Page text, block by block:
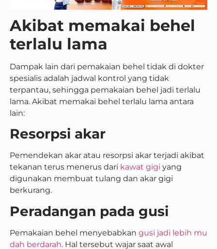
Akibat memakai behel
terlalu lama
Dampak lain dari pemakaian behel tidak di dokter
spesialis adalah jadwal kontrol yang tidak
terpantau, sehingga pemakaian behel jadi terlalu
lama. Akibat memakai behel terlalu lama antara
lain:
Resorpsi akar
Pemendekan akar atau resorpsi akar terjadi akibat
tekanan terus menerus dari kawat gigi yang
digunakan membuat tulang dan akar gigi
berkurang.
Peradangan pada gusi
Pemakaian behel menyebabkan gusi jadi lebih mu
dah berdarah. Hal tersebut wajar saat awal